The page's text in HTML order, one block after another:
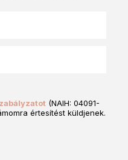
(NAIH: 04091-
értesítést küldjenek.